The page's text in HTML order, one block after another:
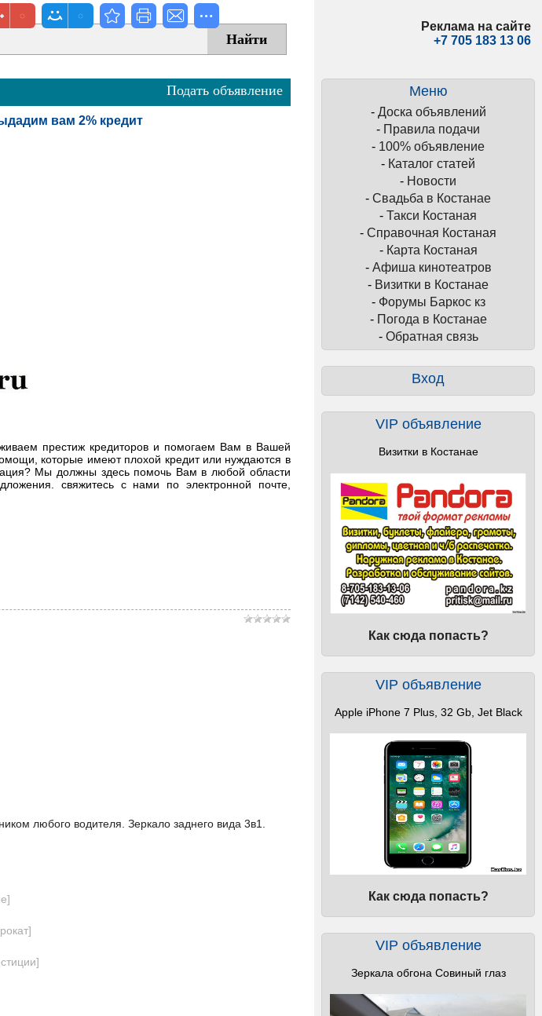
Реклама на сайте
+7 705 183 13 06
Меню
- Доска объявлений
- Правила подачи
- 100% объявление
- Каталог статей
- Новости
- Свадьба в Костанае
- Такси Костаная
- Справочная Костаная
- Карта Костаная
- Афиша кинотеатров
- Визитки в Костанае
- Форумы Баркос кз
- Погода в Костанае
- Обратная связь
Вход
VIP объявление
Визитки в Костанае
Как сюда попасть?
VIP объявление
Apple iPhone 7 Plus, 32 Gb, Jet Black
Как сюда попасть?
VIP объявление
Зеркала обгона Совиный глаз
Подать объявление
вам 2% кредит
престиж кредиторов и помогаем Вам в Вашей
которые имеют плохой кредит или нуждаются в
Мы должны здесь помочь Вам в любой области
свяжитесь с нами по электронной почте,
любого водителя. Зеркало заднего вида 3в1.
]
]
]